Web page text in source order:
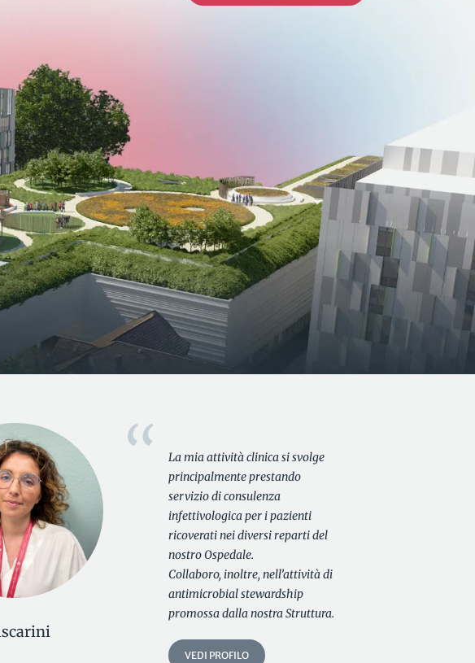
La mia attività clinica si svolge
principalmente prestando
servizio di consulenza
infettivologica per i pazienti
ricoverati nei diversi reparti del
nostro Ospedale.
Collaboro, inoltre, nell’attività di
antimicrobial stewardship
promossa dalla nostra Struttura.
VEDI PROFILO